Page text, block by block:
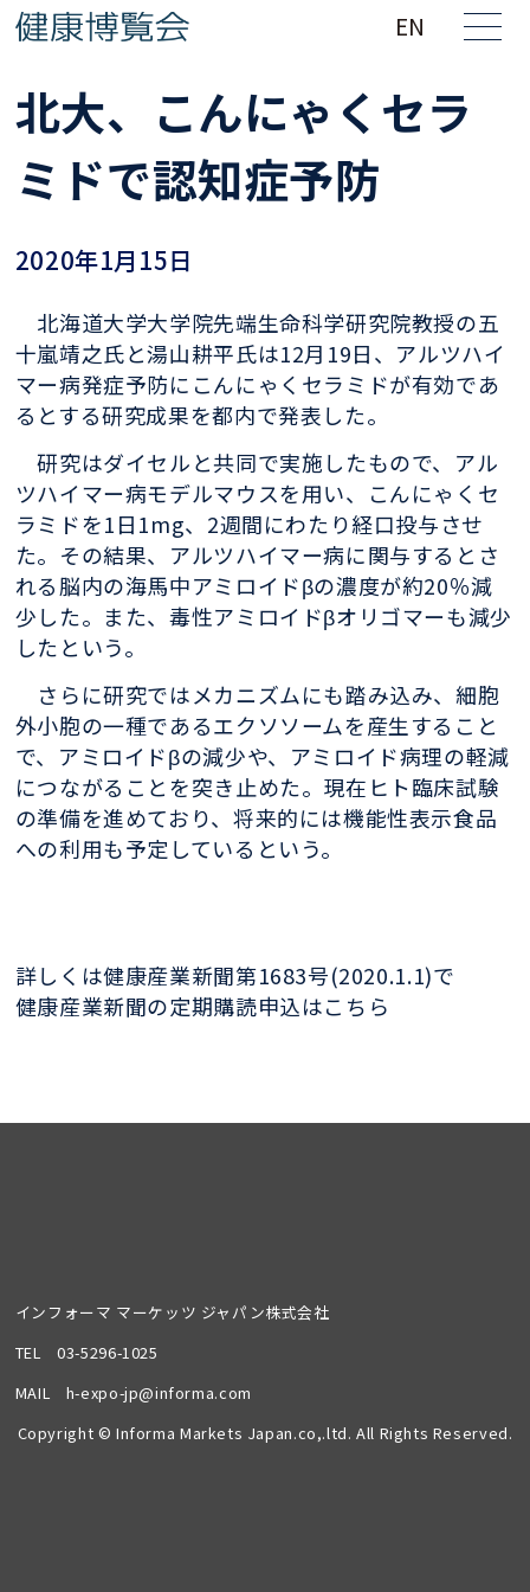
EN
北大、こんにゃくセラ
ミドで認知症予防
2020年1月15日
北海道大学大学院先端生命科学研究院教授の五
十嵐靖之氏と湯山耕平氏は12月19日、アルツハイ
マー病発症予防にこんにゃくセラミドが有効であ
るとする研究成果を都内で発表した。
研究はダイセルと共同で実施したもので、アル
ツハイマー病モデルマウスを用い、こんにゃくセ
ラミドを1日1mg、2週間にわたり経口投与させ
た。その結果、アルツハイマー病に関与するとさ
れる脳内の海馬中アミロイドβの濃度が約20％減
少した。また、毒性アミロイドβオリゴマーも減少
したという。
さらに研究ではメカニズムにも踏み込み、細胞
外小胞の一種であるエクソソームを産生すること
で、アミロイドβの減少や、アミロイド病理の軽減
につながることを突き止めた。現在ヒト臨床試験
の準備を進めており、将来的には機能性表示食品
への利用も予定しているという。
詳しくは健康産業新聞第1683号(2020.1.1)で
健康産業新聞の定期購読申込はこちら
インフォーマ マーケッツ ジャパン株式会社
TEL03-5296-1025
MAIL h-expo-jp@informa.com
Copyright © Informa Markets Japan.co,.ltd. All Rights Reserved.